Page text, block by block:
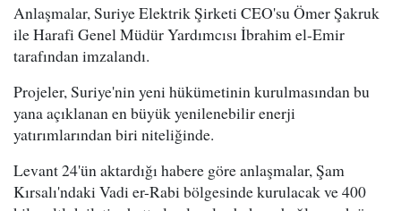
Anlaşmalar, Suriye Elektrik Şirketi CEO'su Ömer Şakruk
ile Harafi Genel Müdür Yardımcısı İbrahim el-Emir
tarafından imzalandı.
Projeler, Suriye'nin yeni hükümetinin kurulmasından bu
yana açıklanan en büyük yenilenebilir enerji
yatırımlarından biri niteliğinde.
Levant 24'ün aktardığı habere göre anlaşmalar, Şam
Kırsalı'ndaki Vadi er-Rabi bölgesinde kurulacak ve 400